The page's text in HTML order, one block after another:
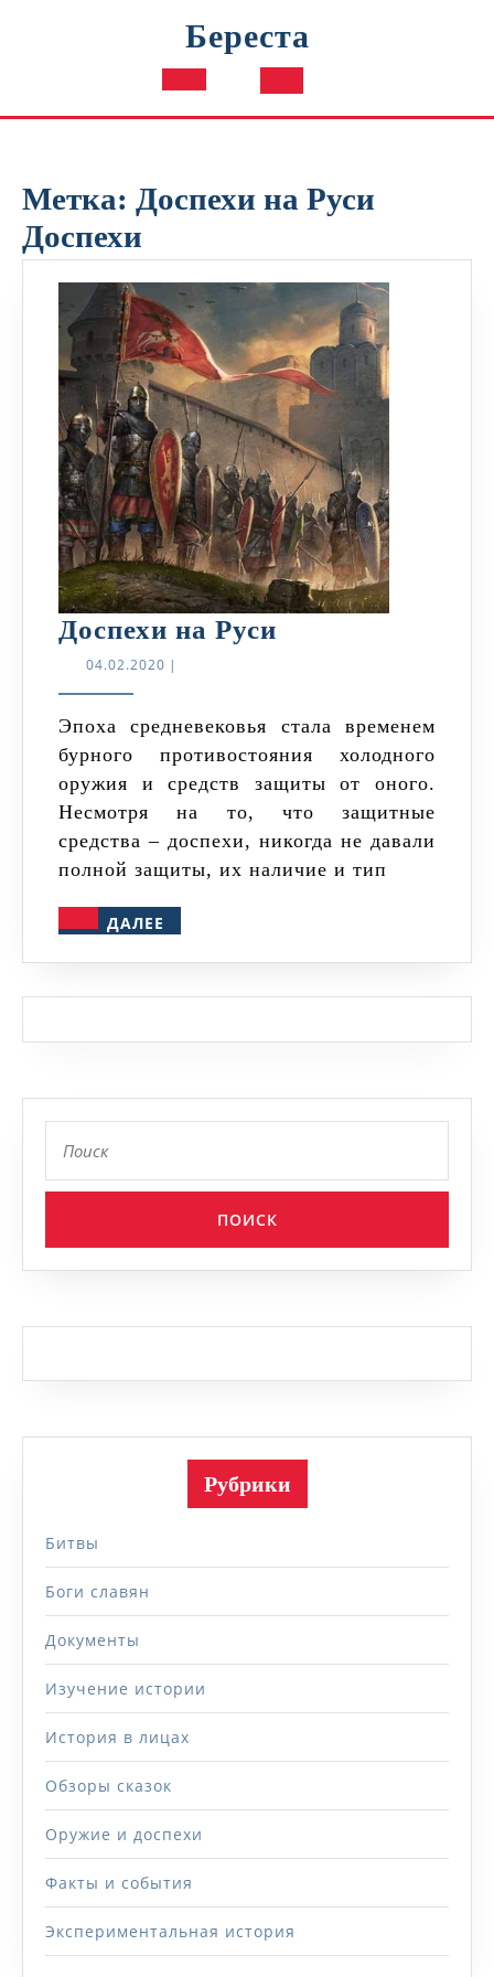
Береста
Кнопка
Метка: Доспехи на Руси
Доспехи
Доспехи на Руси
04.02.2020 04.02.2020
|
Эпоха средневековья стала временем
бурного противостояния холодного
оружия и средств защиты от оного.
Несмотря на то, что защитные
средства – доспехи, никогда не давали
полной защиты, их наличие и тип
ДАЛЕЕ
Рубрики
Битвы
Боги славян
Документы
Изучение истории
История в лицах
Обзоры сказок
Оружие и доспехи
Факты и события
Экспериментальная история